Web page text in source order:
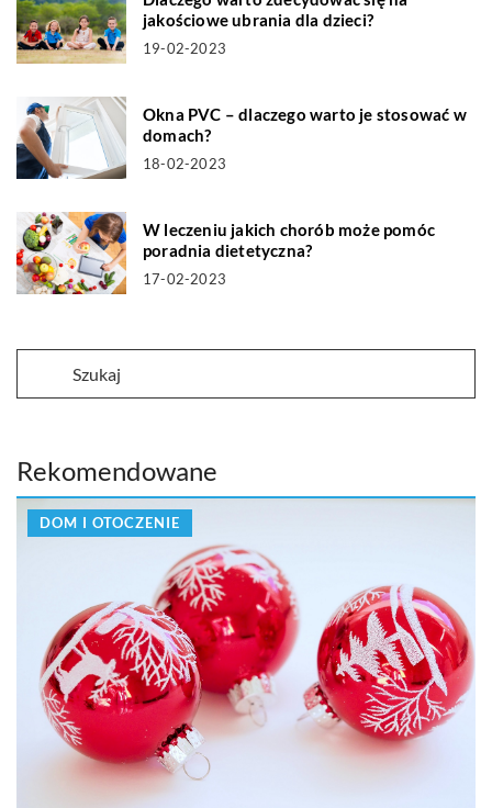
jakościowe ubrania dla dzieci?
19-02-2023
Okna PVC – dlaczego warto je stosować w
domach?
18-02-2023
W leczeniu jakich chorób może pomóc
poradnia dietetyczna?
17-02-2023
Rekomendowane
DOM I OTOCZENIE